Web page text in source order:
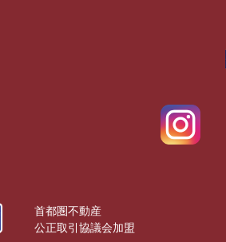
首都圏不動産
公正取引協議会加盟